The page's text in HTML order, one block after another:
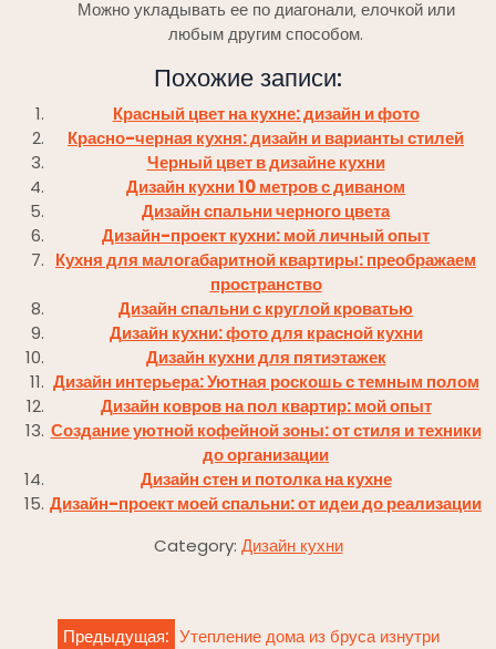
Можно укладывать ее по диагонали‚ елочкой или
любым другим способом.
Похожие записи:
Красный цвет на кухне: дизайн и фото
Красно-черная кухня: дизайн и варианты стилей
Черный цвет в дизайне кухни
Дизайн кухни 10 метров с диваном
Дизайн спальни черного цвета
Дизайн-проект кухни: мой личный опыт
Кухня для малогабаритной квартиры: преображаем
пространство
Дизайн спальни с круглой кроватью
Дизайн кухни: фото для красной кухни
Дизайн кухни для пятиэтажек
Дизайн интерьера: Уютная роскошь с темным полом
Дизайн ковров на пол квартир: мой опыт
Создание уютной кофейной зоны: от стиля и техники
до организации
Дизайн стен и потолка на кухне
Дизайн-проект моей спальни: от идеи до реализации
Category: Дизайн кухни
Навигация
Предыдущая: Утепление дома из бруса изнутри